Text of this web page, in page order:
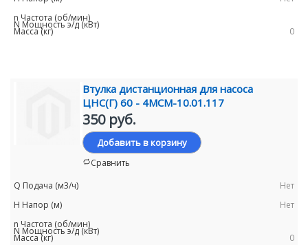
0
Втулка дистанционная для насоса
ЦНС(Г) 60 - 4МСМ-10.01.117
350 руб.
Добавить в корзину
Сравнить
Нет
Нет
0